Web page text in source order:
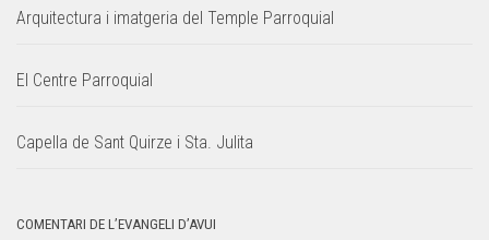
Arquitectura i imatgeria del Temple Parroquial
El Centre Parroquial
Capella de Sant Quirze i Sta. Julita
COMENTARI DE L’EVANGELI D’AVUI